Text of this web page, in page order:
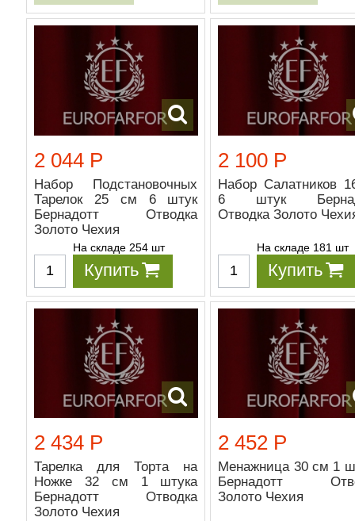
2 044 Р
Набор Подстановочных
Тарелок 25 см 6 штук
Бернадотт Отводка
Золото Чехия
На складе 254 шт
Купить
2 100 Р
Набор Салатников
6 штук
Отводка Золото
На складе 181 шт
Купить
2 434 Р
Тарелка для Торта на
Ножке 32 см 1 штука
Бернадотт Отводка
Золото Чехия
2 452 Р
Менажница 30 см 1
Бернадотт
Золото Чехия